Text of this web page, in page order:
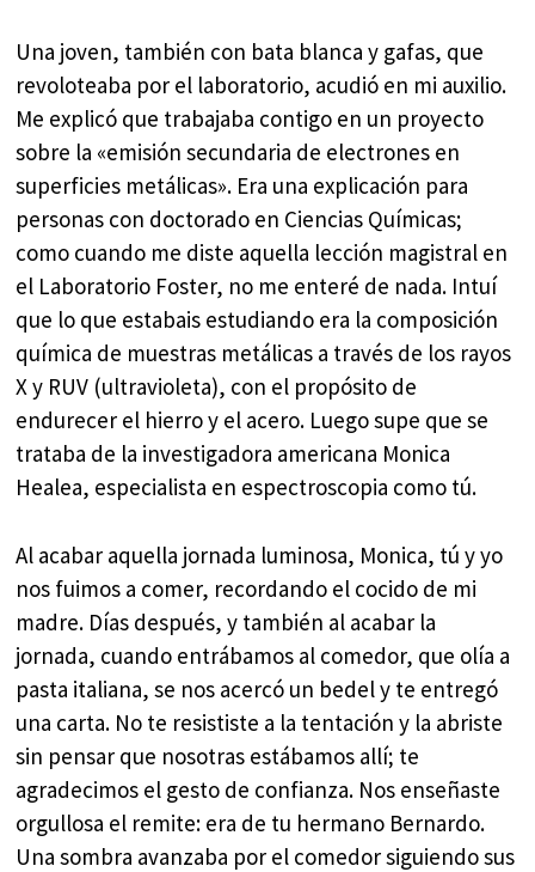
Una joven, también con bata blanca y gafas, que
revoloteaba por el laboratorio, acudió en mi auxilio.
Me explicó que trabajaba contigo en un proyecto
sobre la «emisión secundaria de electrones en
superficies metálicas». Era una explicación para
personas con doctorado en Ciencias Químicas;
como cuando me diste aquella lección magistral en
el Laboratorio Foster, no me enteré de nada. Intuí
que lo que estabais estudiando era la composición
química de muestras metálicas a través de los rayos
X y RUV (ultravioleta), con el propósito de
endurecer el hierro y el acero. Luego supe que se
trataba de la investigadora americana Monica
Healea, especialista en espectroscopia como tú.
Al acabar aquella jornada luminosa, Monica, tú y yo
nos fuimos a comer, recordando el cocido de mi
madre. Días después, y también al acabar la
jornada, cuando entrábamos al comedor, que olía a
pasta italiana, se nos acercó un bedel y te entregó
una carta. No te resististe a la tentación y la abriste
sin pensar que nosotras estábamos allí; te
agradecimos el gesto de confianza. Nos enseñaste
orgullosa el remite: era de tu hermano Bernardo.
Una sombra avanzaba por el comedor siguiendo sus